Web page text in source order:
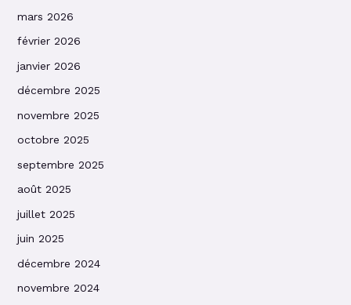
mars 2026
février 2026
janvier 2026
décembre 2025
novembre 2025
octobre 2025
septembre 2025
août 2025
juillet 2025
juin 2025
décembre 2024
novembre 2024